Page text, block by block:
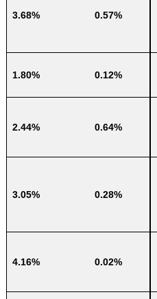
0.57%
3.68%
0.12%
1.80%
0.64%
2.44%
0.28%
3.05%
0.02%
4.16%